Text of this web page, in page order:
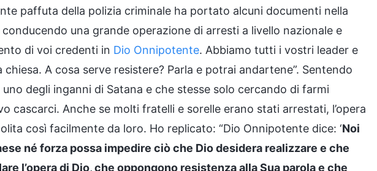
paffuta della polizia criminale ha portato alcuni documenti nella
una grande operazione di arresti a livello nazionale e
di voi credenti in Dio Onnipotente. Abbiamo tutti i vostri leader e
A cosa serve resistere? Parla e potrai andartene”. Sentendo
degli inganni di Satana e che stesse solo cercando di farmi
cascarci. Anche se molti fratelli e sorelle erano stati arrestati, l’opera
così facilmente da loro. Ho replicato: “Dio Onnipotente dice: ‘Noi
né forza possa impedire ciò che Dio desidera realizzare e che
l’opera di Dio, che oppongono resistenza alla Sua parola e che